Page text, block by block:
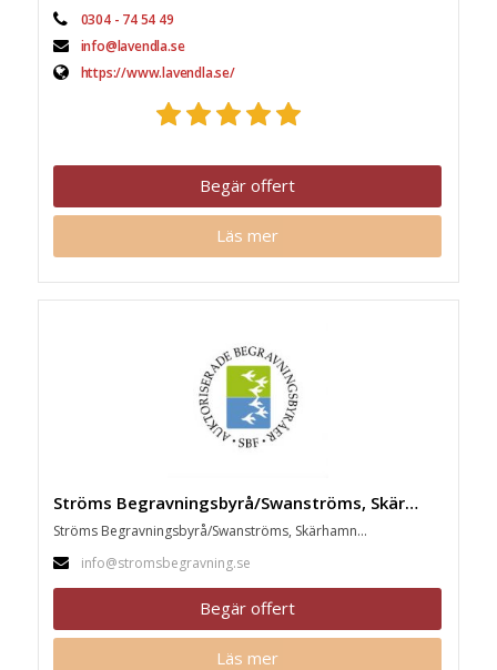
0304 - 74 54 49
info@lavendla.se
https://www.lavendla.se/
Begär offert
Läs mer
Ströms Begravningsbyrå/Swanströms, Skärhamn
Ströms Begravningsbyrå/Swanströms, Skärhamn...
info@stromsbegravning.se
Begär offert
Läs mer